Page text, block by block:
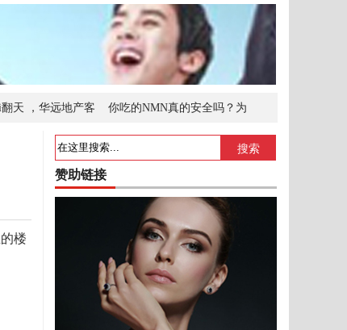
天 ，华远地产客 你吃的NMN真的安全吗？为
悬壶济世 传承中医学经典
楼
搜索
赞助链接